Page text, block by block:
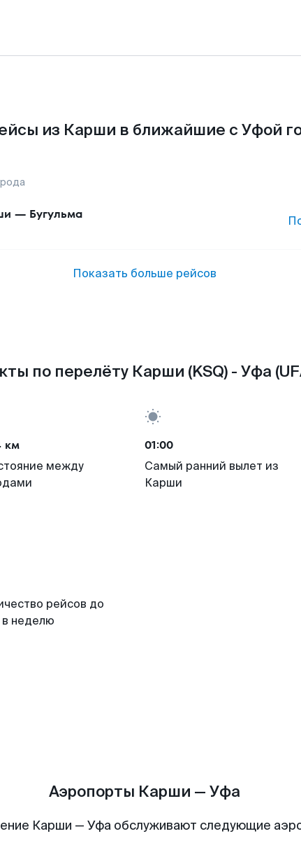
из Карши в ближайшие с Уфой
— Бугульма
Показать больше рейсов
по перелёту Карши (KSQ) - Уфа
км
между
01:00
Самый ранний вылет из
Карши
рейсов до
неделю
Аэропорты Карши — Уфа
Карши — Уфа обслуживают следующие